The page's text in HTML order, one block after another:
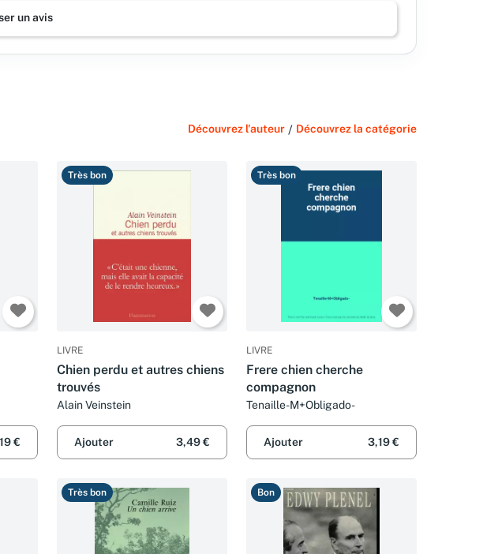
un avis
Découvrez l'auteur / Découvrez la catégorie
€
Très bon
LIVRE
Chien perdu et autres chiens
trouvés
Alain Veinstein
Ajouter 3,49 €
Très bon
LIVRE
Frere chien cherche
compagnon
Tenaille-M+Obligado-
Ajouter 3,19 €
Très bon Bon